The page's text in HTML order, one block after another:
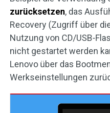
zurücksetzen, das
Recovery (Zugriff über
Nutzung von CD/USB-
nicht gestartet werden
Lenovo über das
Werkseinstellungen